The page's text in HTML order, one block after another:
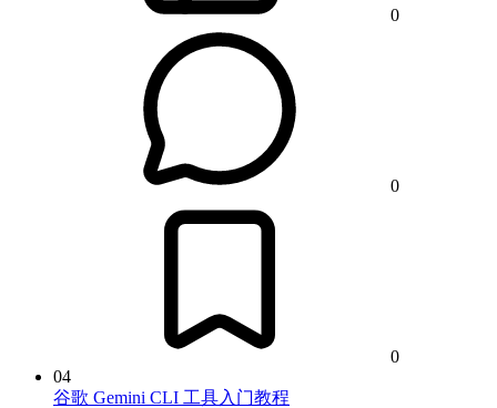
0
0
0
04
谷歌 Gemini CLI 工具入门教程